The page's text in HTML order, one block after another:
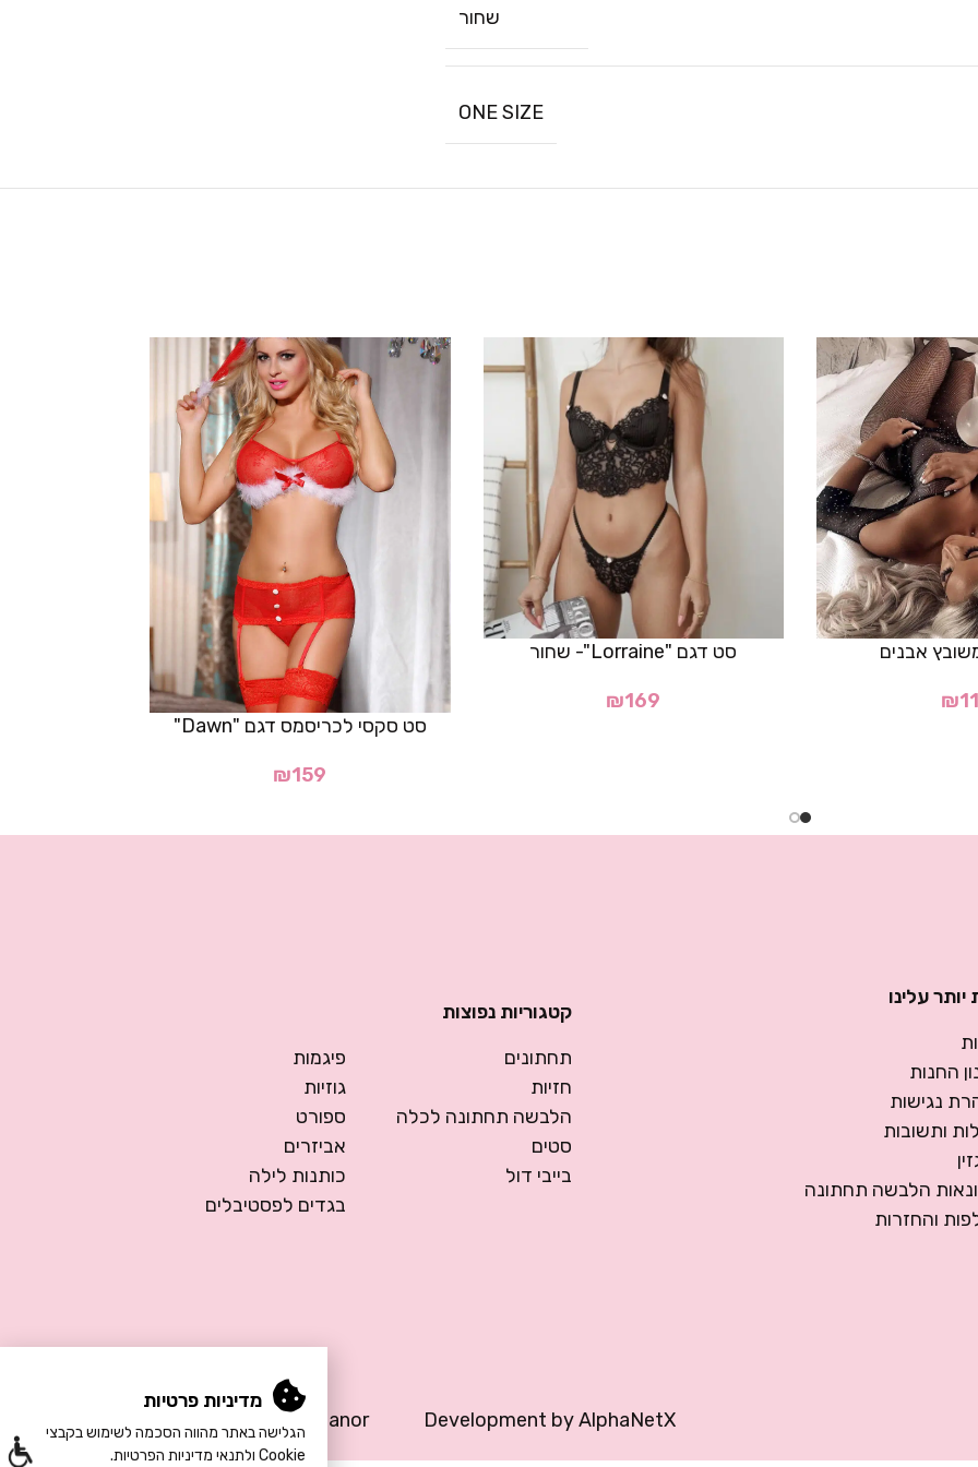
שחור
ONE SIZE
אבנים
₪
סט דגם "Lorraine"- שחור
₪169
סט סקסי לכריסמס דגם "Dawn"
₪159
עלינו
החנות
נגישות
ותשובות
הלבשה תחתונה
והחזרות
קטגוריות נפוצות
תחתונים
חזיות
הלבשה תחתונה לכלה
סטים
בייבי דול
פיגמות
גוזיות
ספורט
אביזרים
כותנות לילה
בגדים לפסטיבלים
Development byAlphaNetX
Design by Meital Manor
מדיניות פרטיות
הגלישה באתר מהווה הסכמה לשימוש בקבצי
Cookie ולתנאי מדיניות הפרטיות.